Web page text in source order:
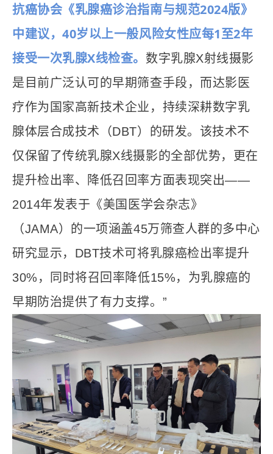
抗癌协会《乳腺癌诊治指南与规范2024版》
中建议，40岁以上一般风险女性应每1至2年
接受一次乳腺X线检查。
数字乳腺X射线摄影
是目前广泛认可的早期筛查手段，而达影医
疗作为国家高新技术企业，持续深耕数字乳
腺体层合成技术（DBT）的研发。该技术不
仅保留了传统乳腺X线摄影的全部优势，更在
提升检出率、降低召回率方面表现突出——
2014年发表于《美国医学会杂志》
（JAMA）的一项涵盖45万筛查人群的多中心
研究显示，DBT技术可将乳腺癌检出率提升
30%，同时将召回率降低15%，为乳腺癌的
早期防治提供了有力支撑。”